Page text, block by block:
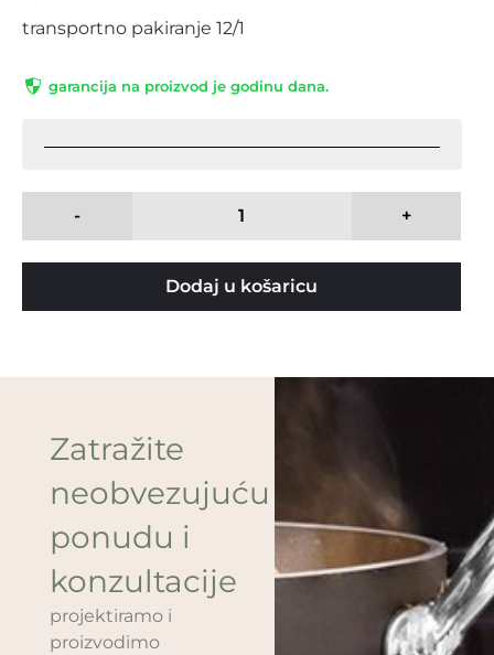
transportno pakiranje 12/1
garancija na proizvod je godinu dana.
- +
Dodaj u košaricu
Zatražite
neobvezujuću
ponudu i
konzultacije
projektiramo i
proizvodimo